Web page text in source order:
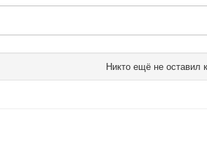
Никто ещё не оставил